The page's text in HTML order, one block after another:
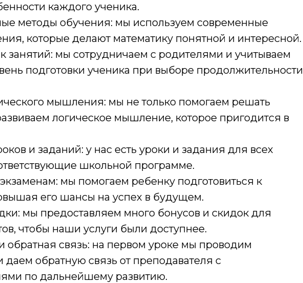
каждого ученика.
методы обучения: мы используем современные
которые делают математику понятной и интересной.
занятий: мы сотрудничаем с родителями и учитываем
подготовки ученика при выборе продолжительности
мышления: мы не только помогаем решать
логическое мышление, которое пригодится в
и заданий: у нас есть уроки и задания для всех
школьной программе.
мы помогаем ребенку подготовиться к
его шансы на успех в будущем.
мы предоставляем много бонусов и скидок для
чтобы наши услуги были доступнее.
обратная связь: на первом уроке мы проводим
даем обратную связь от преподавателя с
по дальнейшему развитию.